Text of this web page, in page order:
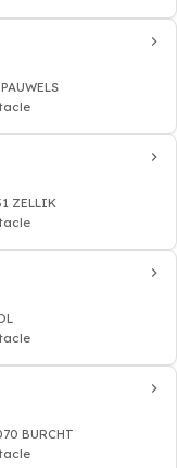
ZELLIK
BURCHT